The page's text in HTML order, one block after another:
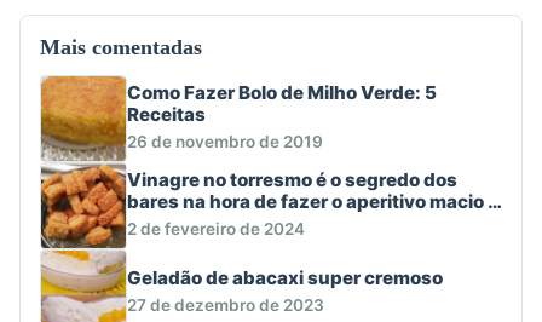
Mais comentadas
Como Fazer Bolo de Milho Verde: 5
Receitas
26 de novembro de 2019
Vinagre no torresmo é o segredo dos
bares na hora de fazer o aperitivo macio e
crocante
2 de fevereiro de 2024
Geladão de abacaxi super cremoso
27 de dezembro de 2023